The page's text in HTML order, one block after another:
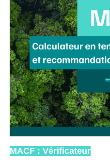
MACF : Vérificateur